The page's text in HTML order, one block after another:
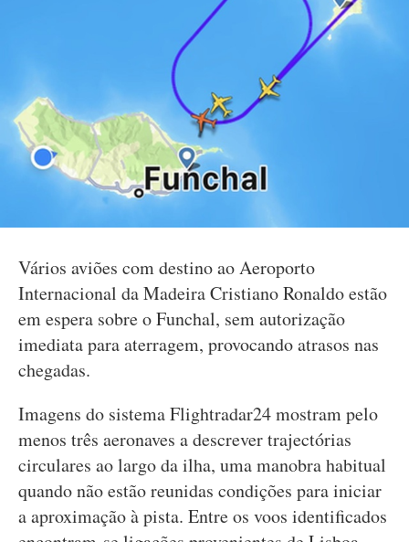
Vários aviões com destino ao Aeroporto
Internacional da Madeira Cristiano Ronaldo estão
em espera sobre o Funchal, sem autorização
imediata para aterragem, provocando atrasos nas
chegadas.
Imagens do sistema Flightradar24 mostram pelo
menos três aeronaves a descrever trajectórias
circulares ao largo da ilha, uma manobra habitual
quando não estão reunidas condições para iniciar
a aproximação à pista. Entre os voos identificados